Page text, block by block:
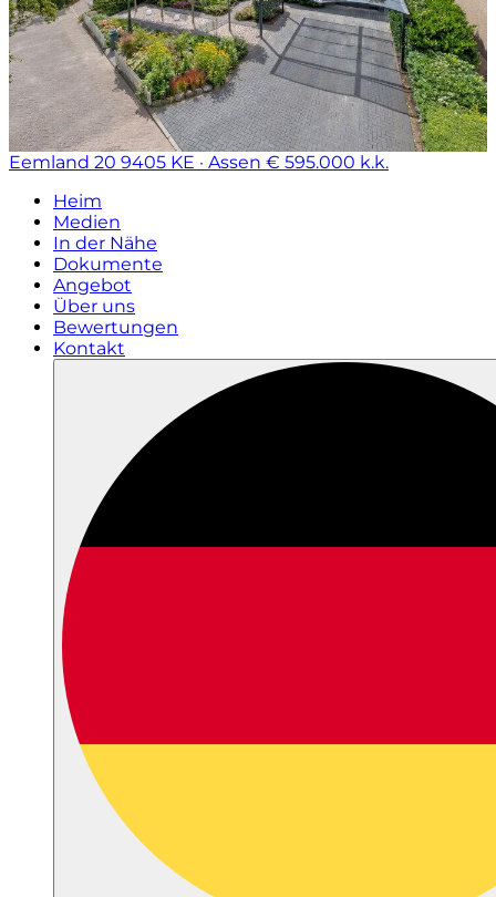
Eemland 20 9405 KE · Assen € 595.000 k.k.
Heim
Medien
In der Nähe
Dokumente
Angebot
Über uns
Bewertungen
Kontakt